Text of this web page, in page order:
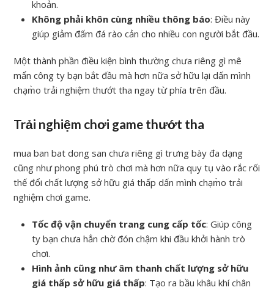
khoản.
Không phải khôn cùng nhiều thông báo: Điều này
giúp giảm đấm đá rào cản cho nhiều con người bắt đầu.
Một thành phần điều kiện bình thường chưa riêng gì mê
mẩn công ty bạn bắt đầu mà hơn nữa sở hữu lại dấn mình
chạm̀o trải nghiệm thướt tha ngay từ phía trên đầu.
Trải nghiệm chơi game thướt tha
mua ban bat dong san chưa riêng gì trưng bày đa dạng
cũng như phong phú trò chơi mà hơn nữa quy tụ vào rắc rối
thế đổi chất lượng sở hữu giá thấp dấn mình chạm̀o trải
nghiệm chơi game.
Tốc độ vận chuyển trang cung cấp tốc: Giúp công
ty bạn chưa hẳn chờ đón chậm khi đầu khởi hành trò
chơi.
Hình ảnh cũng như âm thanh chất lượng sở hữu
giá thấp sở hữu giá thấp: Tạo ra bầu khâu khí chân